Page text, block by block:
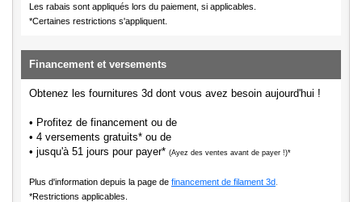
Les rabais sont appliqués lors du paiement, si applicables.
*Certaines restrictions s'appliquent.
Financement et versements
Obtenez les fournitures 3d dont vous avez besoin aujourd'hui !
• Profitez de financement ou de
• 4 versements gratuits* ou de
• jusqu'à 51 jours pour payer* (Ayez des ventes avant de payer !)*
Plus d'information depuis la page de financement de filament 3d
*Restrictions applicables.